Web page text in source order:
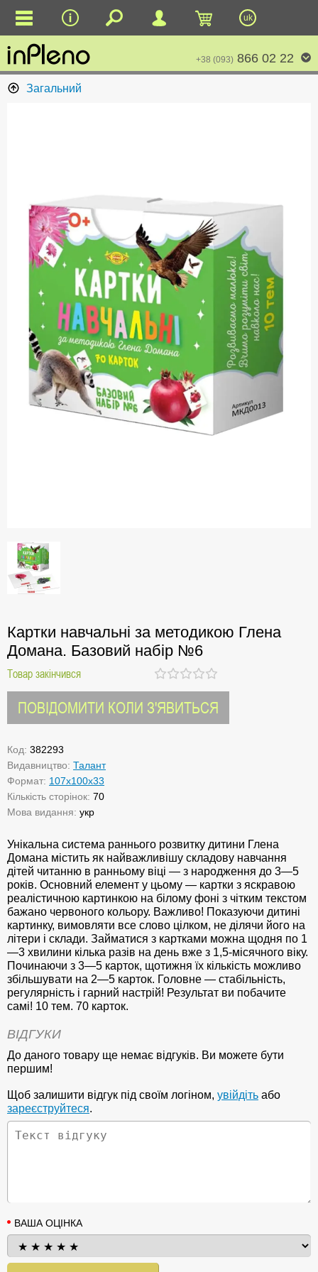
uk
+38 (093) 866 02 22
Загальний
Картки навчальні за методикою Глена
Домана. Базовий набір №6
Товар закінчився
ПОВІДОМИТИ КОЛИ З'ЯВИТЬСЯ
Код: 382293
Видавництво: Талант
Формат: 107х100х33
Кількість сторінок: 70
Мова видання: укр
Унікальна система раннього розвитку дитини Глена
Домана містить як найважливішу складову навчання
дітей читанню в ранньому віці — з народження до 3—5
років. Основний елемент у цьому — картки з яскравою
реалістичною картинкою на білому фоні з чітким текстом
бажано червоного кольору. Важливо! Показуючи дитині
картинку, вимовляти все слово цілком, не ділячи його на
літери і склади. Займатися з картками можна щодня по 1
—3 хвилини кілька разів на день вже з 1,5-місячного віку.
Починаючи з 3—5 карток, щотижня їх кількість можливо
збільшувати на 2—5 карток. Головне — стабільність,
регулярність і гарний настрій! Результат ви побачите
самі! 10 тем. 70 карток.
ВІДГУКИ
До даного товару ще немає відгуків. Ви можете бути
першим!
Щоб залишити відгук під своїм логіном, увійдіть або
зареєструйтеся.
ВАША ОЦІНКА